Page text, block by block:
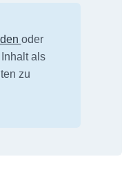
oder
als
zu